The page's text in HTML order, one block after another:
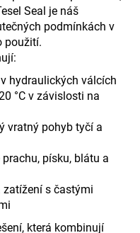
Seal je náš
podmínkách v
použití.
hydraulických válcích
°C v závislosti na
vratný pohyb tyčí a
písku, blátu a
s častými
která kombinují